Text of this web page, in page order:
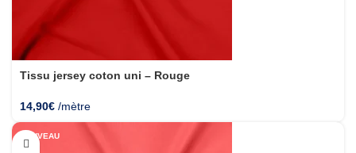
Tissu jersey coton uni – Rouge
14,90€ /mètre
NOUVEAU